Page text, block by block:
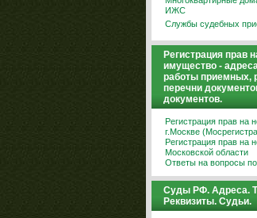
ИЖС
Службы судебных
Регистрация прав
имущество -
работы приемных,
перечни
документов.
Регистрация прав на
г.Москве
Регистрация прав на
Московской области
Ответы на вопросы по
Суды РФ. Адреса.
Реквизиты. Судьи.